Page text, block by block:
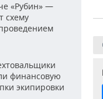
«Рубин» —
схему
финансовую
экипировки